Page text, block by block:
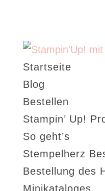
Startseite
Blog
Bestellen
Stampin’ Up!
So geht’s
Stempelherz
Bestellung des
Minikataloges